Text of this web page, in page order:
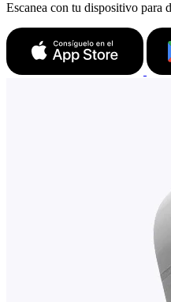
Escanea con tu dispositivo para